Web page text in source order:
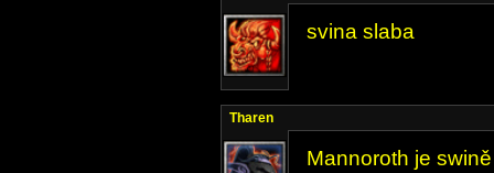
svina slaba
Tharen
Mannoroth je